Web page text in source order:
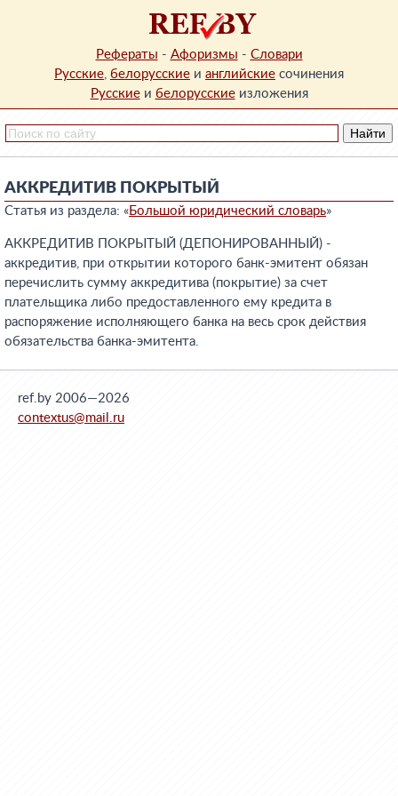
Рефераты - Афоризмы - Словари
Русские, белорусские и английские сочинения
Русскиеи белорусскиеизложения
АККРЕДИТИВ ПОКРЫТЫЙ
Статья из раздела: «Большой юридический словарь»
АККРЕДИТИВ ПОКРЫТЫЙ (ДЕПОНИРОВАННЫЙ) -
аккредитив, при открытии которого банк-эмитент обязан
перечислить сумму аккредитива (покрытие) за счет
плательщика либо предоставленного ему кредита в
распоряжение исполняющего банка на весь срок действия
обязательства банка-эмитента.
ref.by 2006—2026
contextus@mail.ru